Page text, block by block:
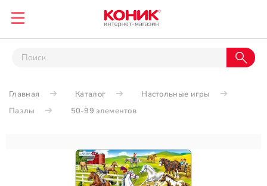
Главная Каталог
Настольные игры
Пазлы
50-99 элементов